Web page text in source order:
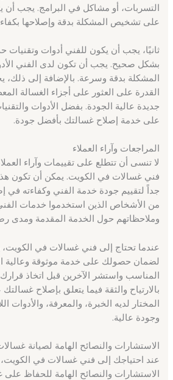
التسربات، أو مشاكل في البرامج. يجب أن
على تشخيص المشكلة بدقة وإصلاحها
ثانيًا، يجب أن يكون للفني أدوات وتقنيات
بشكل صحيح. يجب أن تكون لدى الفني
المشكلة بدقة وسرعة. بالإضافة إلى ذلك،
القدرة على العثور على أجزاء الغسالة
جديدة عالية الجودة. بفضل الأدوات
على خدمة إصلاح غسالتك بأفضل جودة.
المراجعات وآراء العملاء
لا تنسى أن تتطلع على تقييمات وآراء
فني غسالات في الكويت. يمكن أن تكون
جداً لتقييم جودة خدمة الفني وكفاءته في
من الأشخاص الذين استخدموا خدمات
وملاحظاتهم حول الخدمة المقدمة ومدى
عندما تحتاج إلى فني غسالات في الكويت،
لضمان حصولك على خدمة موثوقة وعالية
المناسب واستشر الآخرين قبل اتخاذ
بالارتياح والثقة فيما يتعلق بإصلاح
المختار لديه الخبرة، والمعرفة، والأدوات
وجودة عالية.
الاستشارات والنصائح الهامة لصيانة
عند احتياجك إلى فني غسالات في
الاستشارات والنصائح الهامة للحفاظ